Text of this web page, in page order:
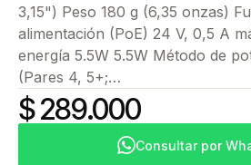
3,15") Peso 180 g (6,35 onzas)
alimentación (PoE) 24 V, 0,5 A
energía 5.5W 5.5W Método de
(Pares 4, 5+;…
$ 289.000
Consultar por